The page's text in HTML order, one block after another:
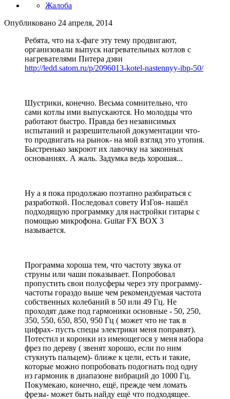
Жалоба
Опубликовано 24 апреля, 2014
Ребята, что на х-фаге эту тему продвигают,
организовали выпуск нагревательных котлов с
нагревателями Питера дэви
http://ledd.satom.ru/p/2096013-kotel-nastennyy-ibp-50/
Шустрики, конечно. Весьма сомнительно, что
сами котлы ими выпускаются. Но молодцы что
работают быстро. Правда без независимых
испытаний и разрешительной документации что-
то продвигать на рынок- на мой взгляд это утопия.
Быстренько закроют их лавочку на законных
основаниях. А жаль. Задумка ведь хорошая...
Ну а я пока продолжаю поэтапно разбираться с
разработкой. Последовал совету ИзГоя- нашёл
подходящую программку для настройки гитары с
помощью микрофона. Guitar FX BOX 3
называется.
Программа хороша тем, что частоту звука от
струны или чаши показывает. Попробовал
пропустить свои полусферы через эту программу-
частоты гораздо выше чем рекомендуемая частота
собственных колебаний в 50 или 49 Гц. Не
проходят даже под гармоники основные - 50, 250,
350, 550, 650, 850, 950 Гц ( может что не так в
цифрах- пусть спецы электрики меня поправят).
Потестил и коронки из имеющегося у меня набора
фрез по дереву ( звенят хорошо, если по ним
стукнуть пальцем)- ближе к цели, есть и такие,
которые можно попробовать подогнать под одну
из гармоник в диапазоне вибраций до 1000 Гц.
Покумекаю, конечно, ещё, прежде чем ломать
фрезы- может быть найду ещё что подходящее.